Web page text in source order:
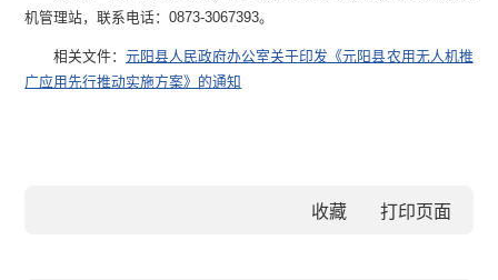
机管理站，联系电话：0873-3067393。
相关文件：元阳县人民政府办公室关于印发《元阳县农用无人机推
广应用先行推动实施方案》的通知
收藏